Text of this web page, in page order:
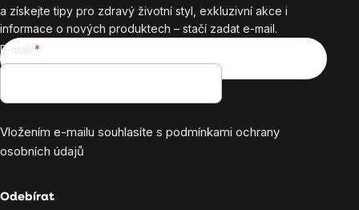
a získejte tipy pro zdravý životní styl, exkluzivní akce i
informace o nových produktech – stačí zadat e-mail.
E-mail
Vložením e-mailu souhlasíte s podmínkami ochrany
osobních údajů
Odebírat